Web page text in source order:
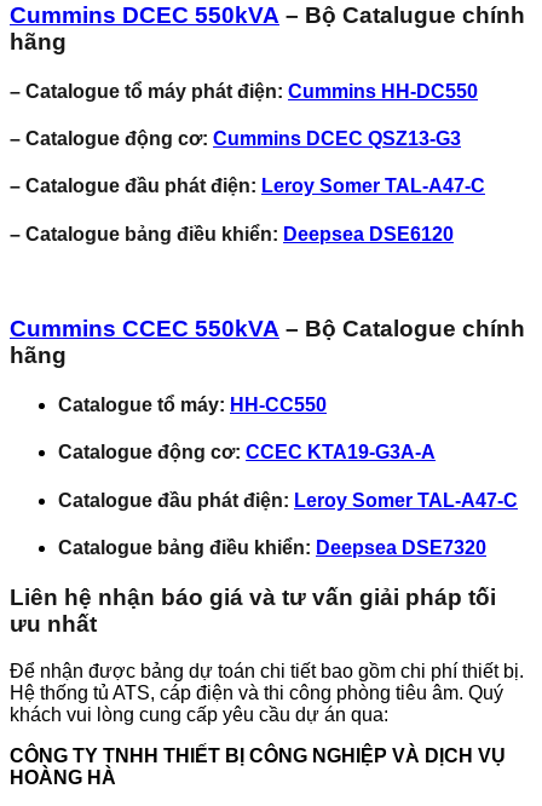
Cummins DCEC 550kVA – Bộ Catalugue chính
hãng
– Catalogue tổ máy phát điện: Cummins HH-DC550
– Catalogue động cơ: Cummins DCEC QSZ13-G3
– Catalogue đầu phát điện: Leroy Somer TAL-A47-C
– Catalogue bảng điều khiển: Deepsea DSE6120
Cummins CCEC 550kVA – Bộ Catalogue chính
hãng
Catalogue tổ máy: HH-CC550
Catalogue động cơ: CCEC KTA19-G3A-A
Catalogue đầu phát điện: Leroy Somer TAL-A47-C
Catalogue bảng điều khiển: Deepsea DSE7320
Liên hệ nhận báo giá và tư vấn giải pháp tối
ưu nhất
Để nhận được bảng dự toán chi tiết bao gồm chi phí thiết bị.
Hệ thống tủ ATS, cáp điện và thi công phòng tiêu âm. Quý
khách vui lòng cung cấp yêu cầu dự án qua:
CÔNG TY TNHH THIẾT BỊ CÔNG NGHIỆP VÀ DỊCH VỤ
HOÀNG HÀ